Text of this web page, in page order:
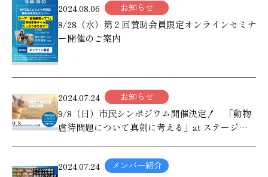
2024.08.06 お知らせ
8/28（水）第２回賛助会員限定オンラインセミナ
ー開催のご案内
2024.07.24 お知らせ
9/8（日）市民シンポジウム開催決定！ 「動物
虐待問題について真剣に考える」at ステージフ
2024.07.24
メンバー紹介